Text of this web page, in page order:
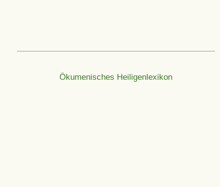
Ökumenisches Heiligenlexikon